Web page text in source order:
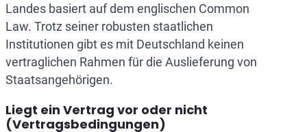
Landes basiert auf dem englischen Common
Law. Trotz seiner robusten staatlichen
Institutionen gibt es mit Deutschland keinen
vertraglichen Rahmen für die Auslieferung von
Staatsangehörigen.
Liegt ein Vertrag vor oder nicht
(Vertragsbedingungen)